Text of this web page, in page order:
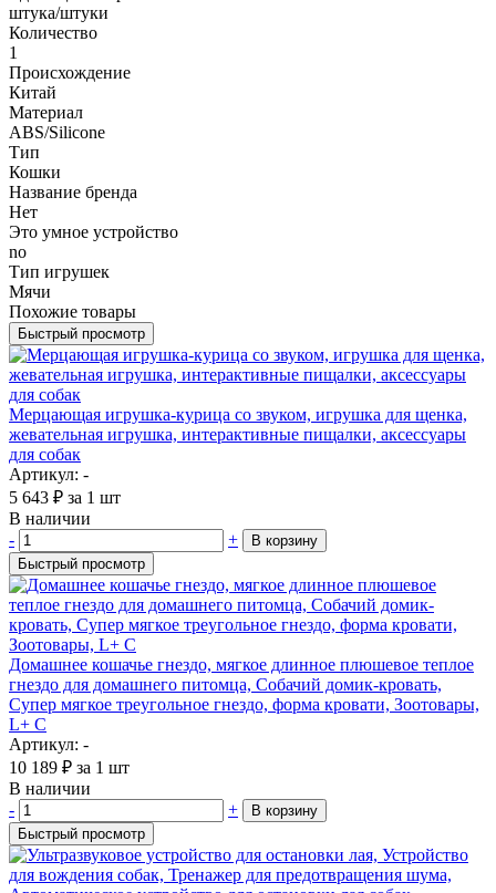
штука/штуки
Количество
1
Происхождение
Китай
Материал
ABS/Silicone
Тип
Кошки
Название бренда
Нет
Это умное устройство
no
Тип игрушек
Мячи
Похожие товары
Быстрый просмотр
Мерцающая игрушка-курица со звуком, игрушка для щенка,
жевательная игрушка, интерактивные пищалки, аксессуары
для собак
Артикул: -
5 643 ₽ за 1 шт
В наличии
-
+
В корзину
Быстрый просмотр
Домашнее кошачье гнездо, мягкое длинное плюшевое теплое
гнездо для домашнего питомца, Собачий домик-кровать,
Супер мягкое треугольное гнездо, форма кровати, Зоотовары,
L+ C
Артикул: -
10 189 ₽ за 1 шт
В наличии
-
+
В корзину
Быстрый просмотр